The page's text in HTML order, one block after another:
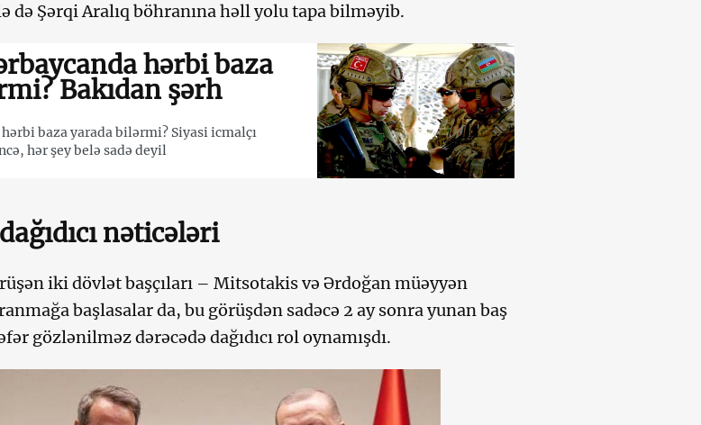
də Şərqi Aralıq böhranına həll yolu tapa bilməyib.
hərbi baza
Bakıdan şərh
baza yarada bilərmi? Siyasi icmalçı
hər şey belə sadə deyil
nəticələri
iki dövlət başçıları – Mitsotakis və Ərdoğan müəyyən
başlasalar da, bu görüşdən sadəcə 2 ay sonra yunan baş
gözlənilməz dərəcədə dağıdıcı rol oynamışdı.